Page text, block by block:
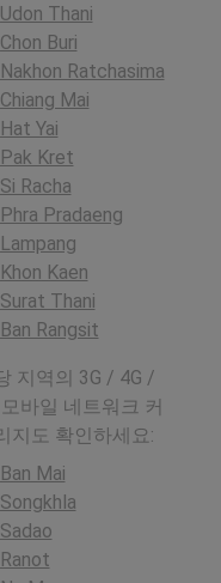
Udon Thani
Chon Buri
Nakhon Ratchasima
Chiang Mai
Hat Yai
Pak Kret
Si Racha
Phra Pradaeng
Lampang
Khon Kaen
Surat Thani
Ban Rangsit
지역의 3G / 4G /
모바일 네트워크 커
지도 확인하세요:
Ban Mai
Songkhla
Sadao
Ranot